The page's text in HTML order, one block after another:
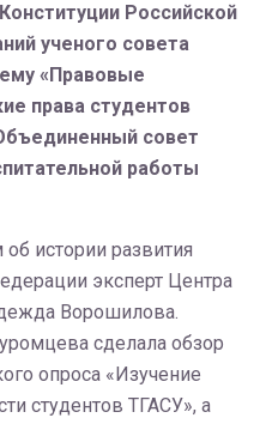
Российской
ученого совета
«Правовые
права студентов
совет
работы
истории развития
эксперт Центра
Ворошилова.
сделала обзор
опроса «Изучение
студентов ТГАСУ», а